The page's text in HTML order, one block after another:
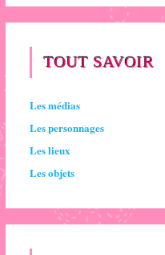
TOUT SAVOIR
Les médias
Les personnages
Les lieux
Les objets